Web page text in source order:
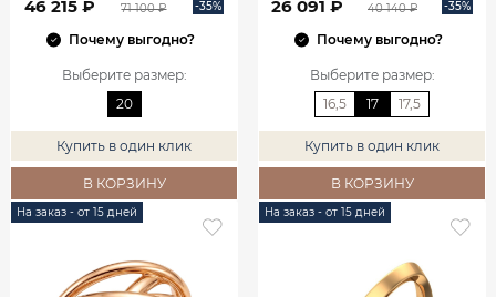
46 215 ₽ 71 100 ₽ -35%
Почему выгодно?
Выберите размер:
20
Купить в один клик
В КОРЗИНУ
26 091 ₽ 40 140 ₽ -35%
Почему выгодно?
Выберите размер:
16,5
17 17,5
Купить в один клик
В КОРЗИНУ
На заказ - от 15 дней На заказ - от 15 дней